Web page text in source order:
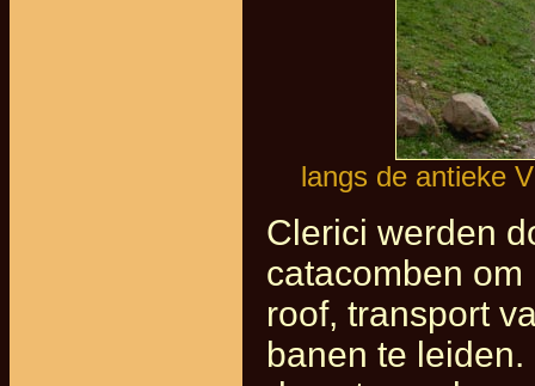
langs de antieke
Clerici werden
catacomben
roof, transport
banen te